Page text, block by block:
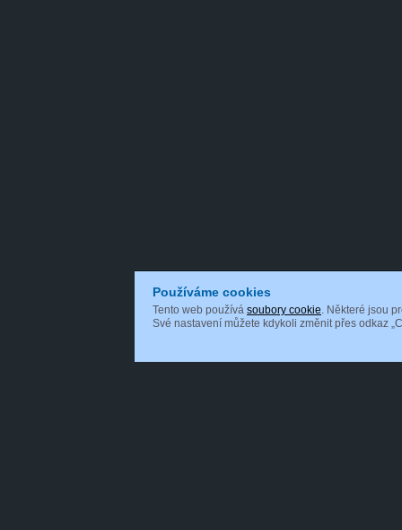
Používáme cookies
Tento web používá soubory cookie . Některé jsou
Své nastavení můžete kdykoli změnit přes odkaz